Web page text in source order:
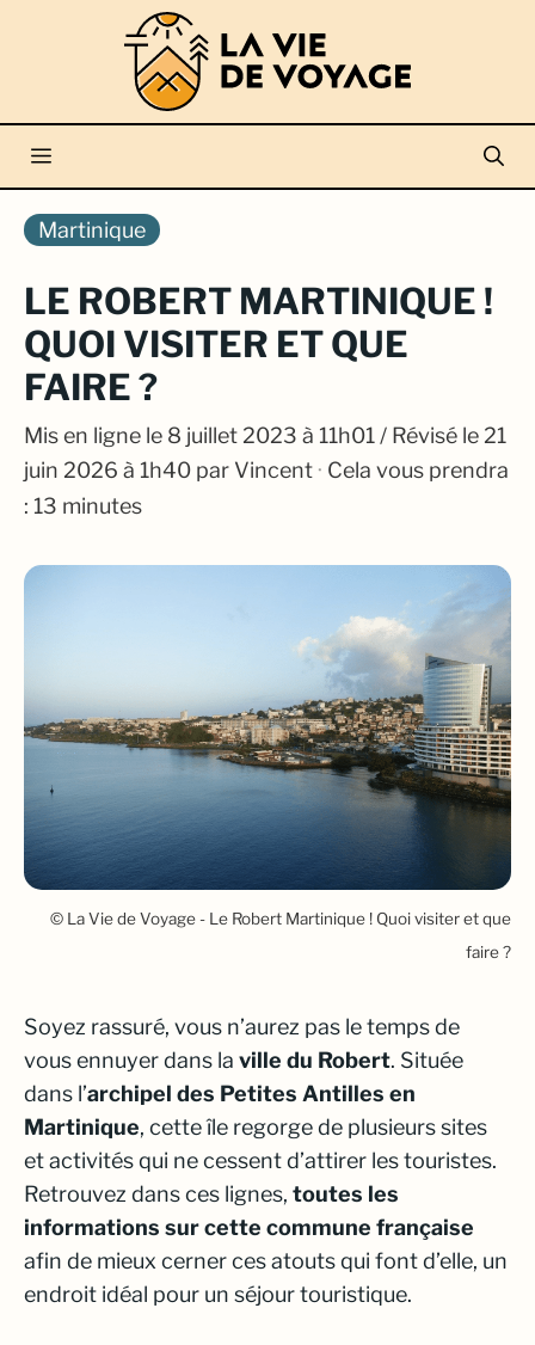
Menu
Martinique
LE ROBERT MARTINIQUE !
QUOI VISITER ET QUE
FAIRE ?
Mis en ligne le 8 juillet 2023 à 11h01 / Révisé le 21
juin 2026 à 1h40 par Vincent · Cela vous prendra
: 13 minutes
© La Vie de Voyage - Le Robert Martinique ! Quoi visiter et que
faire ?
Soyez rassuré, vous n’aurez pas le temps de
vous ennuyer dans la ville du Robert. Située
dans l’archipel des Petites Antilles en
Martinique, cette île regorge de plusieurs sites
et activités qui ne cessent d’attirer les touristes.
Retrouvez dans ces lignes, toutes les
informations sur cette commune française
afin de mieux cerner ces atouts qui font d’elle, un
endroit idéal pour un séjour touristique.